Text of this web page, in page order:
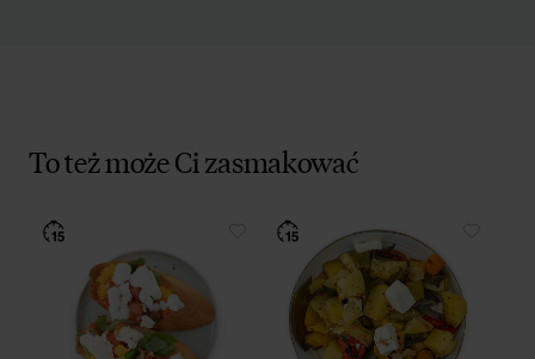
To też może Ci zasmakować